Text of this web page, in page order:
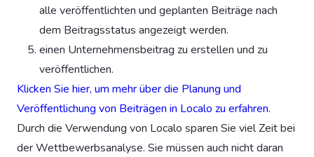
alle veröffentlichten und geplanten Beiträge nach
dem Beitragsstatus angezeigt werden.
einen Unternehmensbeitrag zu erstellen und zu
veröffentlichen.
Klicken Sie hier, um mehr über die Planung und
Veröffentlichung von Beiträgen in Localo zu erfahren.
Durch die Verwendung von Localo sparen Sie viel Zeit bei
der Wettbewerbsanalyse. Sie müssen auch nicht daran